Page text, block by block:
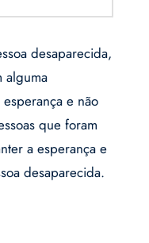
desaparecida,
alguma
e não
que foram
a esperança e
desaparecida.